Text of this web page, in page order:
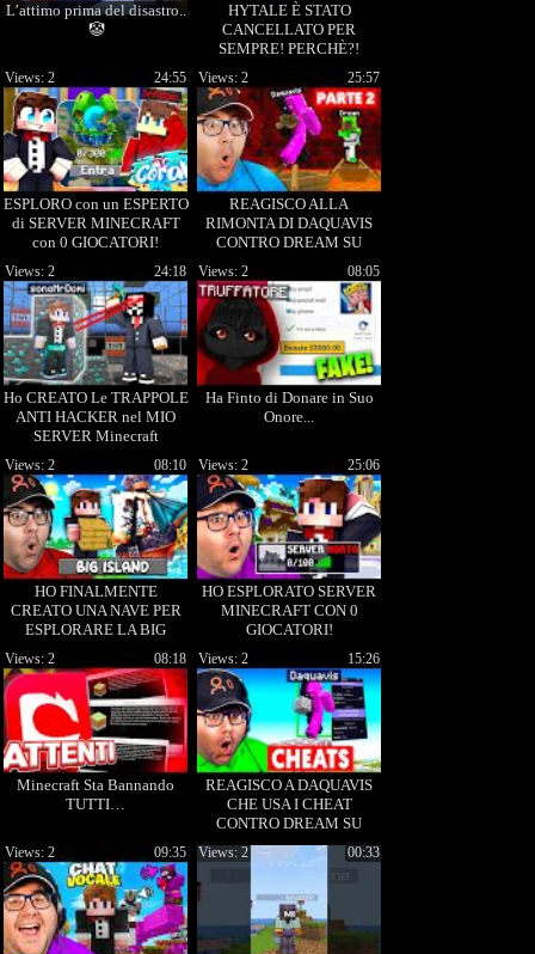
L’attimo prima del disastro..
🤡
HYTALE È STATO
CANCELLATO PER
SEMPRE! PERCHÈ?!
ESPLORO con un ESPERTO
di SERVER MINECRAFT
con 0 GIOCATORI!
24:55
Views: 2
REAGISCO ALLA
RIMONTA DI DAQUAVIS
CONTRO DREAM SU
MINECRAFT! (Parte 2)
25:57
Views: 2
Ho CREATO Le TRAPPOLE
ANTI HACKER nel MIO
SERVER Minecraft
24:18
Views: 2
Ha Finto di Donare in Suo
Onore...
08:05
Views: 2
HO FINALMENTE
CREATO UNA NAVE PER
ESPLORARE LA BIG
ISLAND! - Ep 5
08:10
Views: 2
HO ESPLORATO SERVER
MINECRAFT CON 0
GIOCATORI!
25:06
Views: 2
Minecraft Sta Bannando
TUTTI…
08:18
Views: 2
REAGISCO A DAQUAVIS
CHE USA I CHEAT
CONTRO DREAM SU
MINECRAFT!
15:26
Views: 2
09:35
Views: 2 00:33
Views: 2